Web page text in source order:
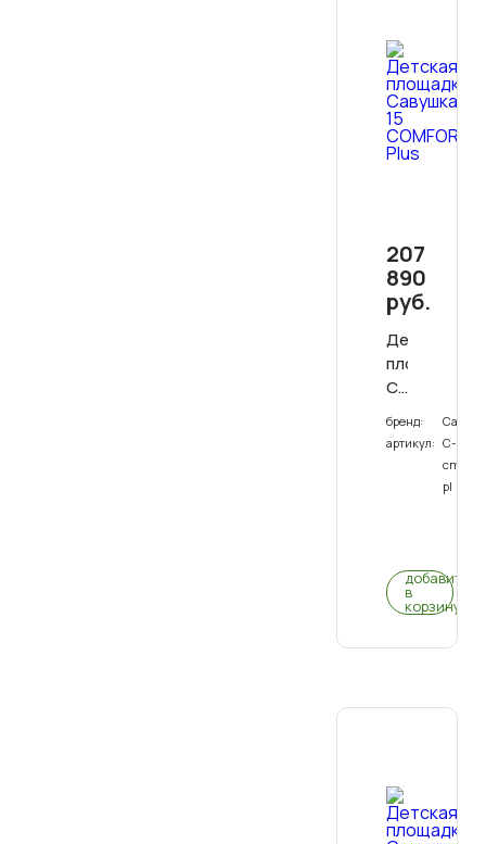
207
890
руб.
Детская
площадка
Савушка
15
COMFORT
бренд:
артикул: С-15-
cmf-
pl
добавить
в
корзину